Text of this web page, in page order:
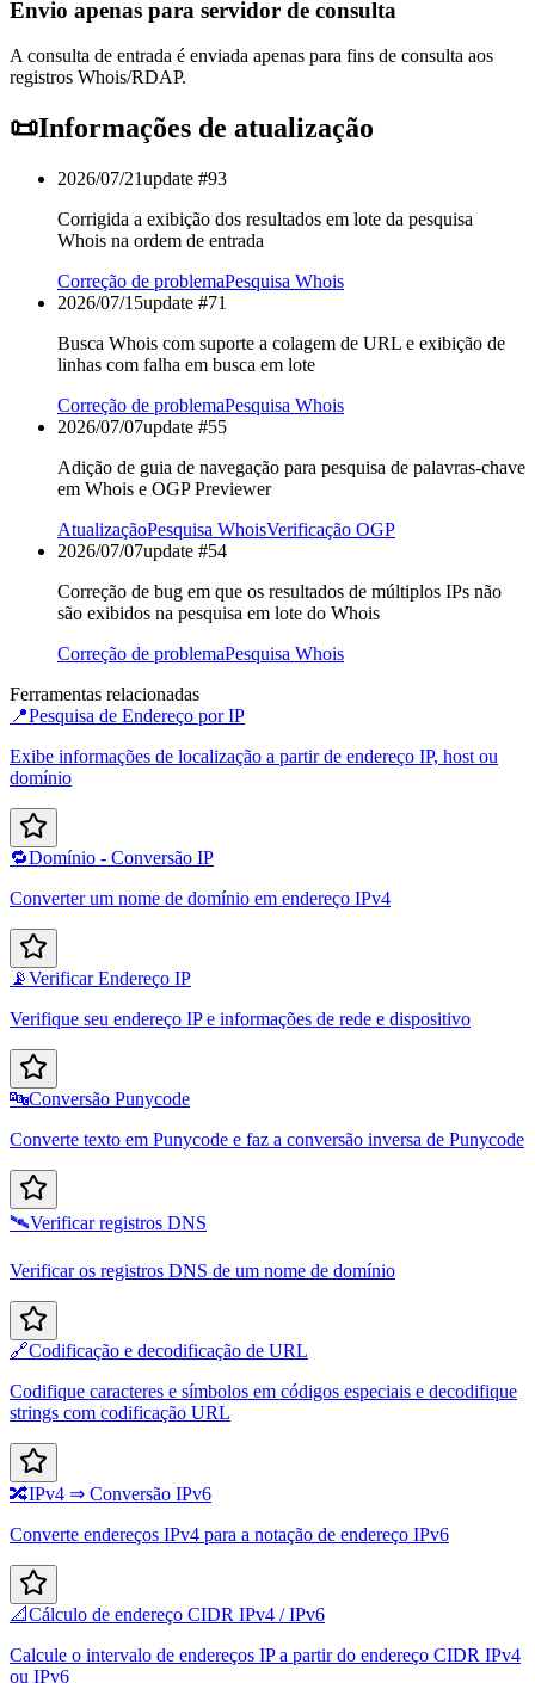
Envio apenas para servidor de consulta
A consulta de entrada é enviada apenas para fins de consulta aos
registros Whois/RDAP.
📜Informações de atualização
2026/07/21update #93
Corrigida a exibição dos resultados em lote da pesquisa
Whois na ordem de entrada
Correção de problemaPesquisa Whois
2026/07/15update #71
Busca Whois com suporte a colagem de URL e exibição de
linhas com falha em busca em lote
Correção de problemaPesquisa Whois
2026/07/07update #55
Adição de guia de navegação para pesquisa de palavras-chave
em Whois e OGP Previewer
AtualizaçãoPesquisa WhoisVerificação OGP
2026/07/07update #54
Correção de bug em que os resultados de múltiplos IPs não
são exibidos na pesquisa em lote do Whois
Correção de problemaPesquisa Whois
Ferramentas relacionadas
📍Pesquisa de Endereço por IP
Exibe informações de localização a partir de endereço IP, host ou
domínio
🔁Domínio - Conversão IP
Converter um nome de domínio em endereço IPv4
📡Verificar Endereço IP
Verifique seu endereço IP e informações de rede e dispositivo
🔤Conversão Punycode
Converte texto em Punycode e faz a conversão inversa de Punycode
🛰️Verificar registros DNS
Verificar os registros DNS de um nome de domínio
🔗Codificação e decodificação de URL
Codifique caracteres e símbolos em códigos especiais e decodifique
strings com codificação URL
🔀IPv4 ⇒ Conversão IPv6
Converte endereços IPv4 para a notação de endereço IPv6
📐Cálculo de endereço CIDR IPv4 / IPv6
Calcule o intervalo de endereços IP a partir do endereço CIDR IPv4
ou IPv6